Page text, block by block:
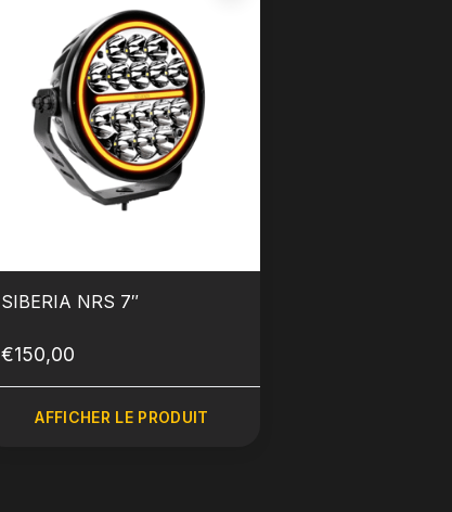
SIBERIA NRS 7″
€150,00
AFFICHER LE PRODUIT